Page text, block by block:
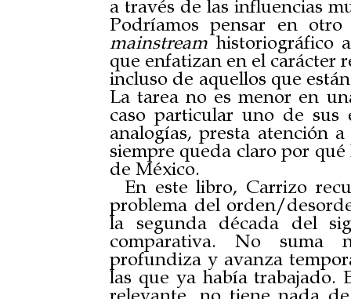
a través de las influencias
Podríamos pensar en
mainstream historiográfico
que enfatizan en el carácter
incluso de aquellos que
La tarea no es menor en
caso particular uno de sus
analogías, presta atención
siempre queda claro por
de México.
En este libro, Carrizo
problema del orden/
la segunda década del
comparativa. No suma
profundiza y avanza
las que ya había trabajado.